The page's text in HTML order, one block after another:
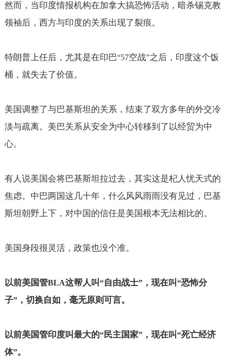
然而，当印度情报机构在加拿大搞恐怖活动，暗杀锡克教
领袖后，西方与印度的关系出现了裂痕。
特朗普上任后，尤其是在印巴“57空战”之后，印度这个饭
桶，就失去了价值。
美国调整了与巴基斯坦的关系，结束了双方多年的外交冷
淡与疏离。美巴关系从安全为中心转移到了以经贸为中
心。
有人说美国会将巴基斯坦拉过去，其实这是杞人忧天式的
焦虑。中巴两国这几十年，什么风风雨雨没有见过，巴基
斯坦朝野上下，对中国的信任是美国根本无法相比的。
美国身段很灵活，政策也没个准。
以前美国管BLA这帮人叫“自由战士”，现在叫“恐怖分
子”，切换自如，毫无原则可言。
以前美国管印度叫最大的“民主国家”，现在叫“死亡经济
体”。